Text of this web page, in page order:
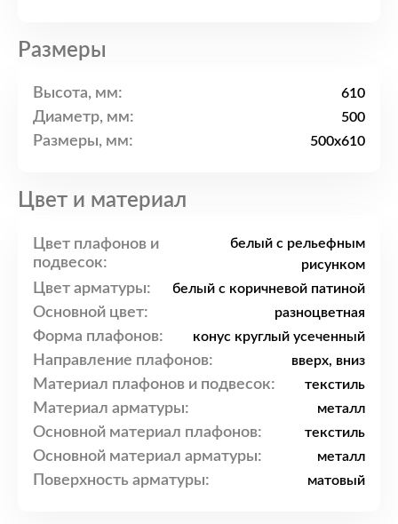
Размеры
Высота, мм: 610
Диаметр, мм: 500
Размеры, мм: 500x610
Цвет и материал
Цвет плафонов и
подвесок:
белый с рельефным
рисунком
Цвет арматуры: белый с коричневой патиной
Основной цвет: разноцветная
Форма плафонов: конус круглый усеченный
Направление плафонов: вверх, вниз
Материал плафонов и подвесок: текстиль
Материал арматуры: металл
Основной материал плафонов: текстиль
Основной материал арматуры: металл
Поверхность арматуры: матовый